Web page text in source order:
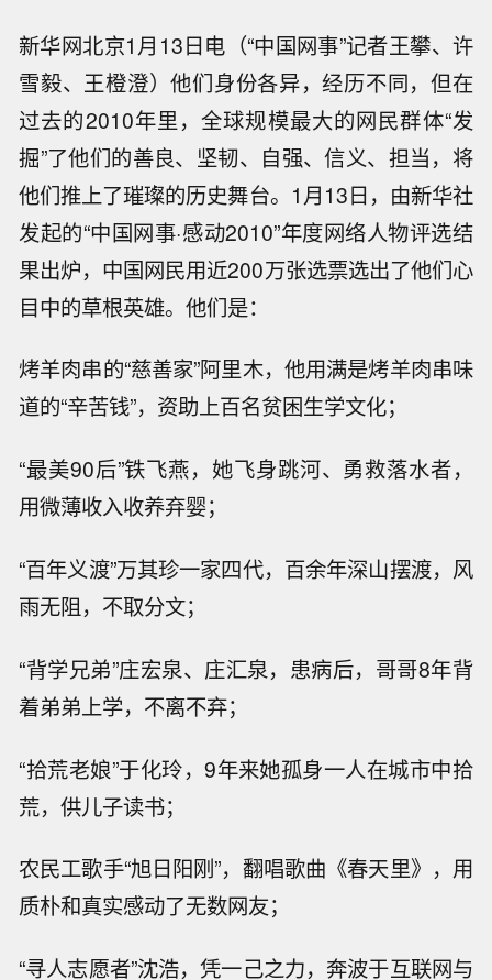
新华网北京1月13日电（“中国网事”记者王攀、许
雪毅、王橙澄）他们身份各异，经历不同，但在
过去的2010年里，全球规模最大的网民群体“发
掘”了他们的善良、坚韧、自强、信义、担当，将
他们推上了璀璨的历史舞台。1月13日，由新华社
发起的“中国网事·感动2010”年度网络人物评选结
果出炉，中国网民用近200万张选票选出了他们心
目中的草根英雄。他们是：
烤羊肉串的“慈善家”阿里木，他用满是烤羊肉串味
道的“辛苦钱”，资助上百名贫困生学文化；
“最美90后”铁飞燕，她飞身跳河、勇救落水者，
用微薄收入收养弃婴；
“百年义渡”万其珍一家四代，百余年深山摆渡，风
雨无阻，不取分文；
“背学兄弟”庄宏泉、庄汇泉，患病后，哥哥8年背
着弟弟上学，不离不弃；
“拾荒老娘”于化玲，9年来她孤身一人在城市中拾
荒，供儿子读书；
农民工歌手“旭日阳刚”，翻唱歌曲《春天里》，用
质朴和真实感动了无数网友；
“寻人志愿者”沈浩，凭一己之力，奔波于互联网与